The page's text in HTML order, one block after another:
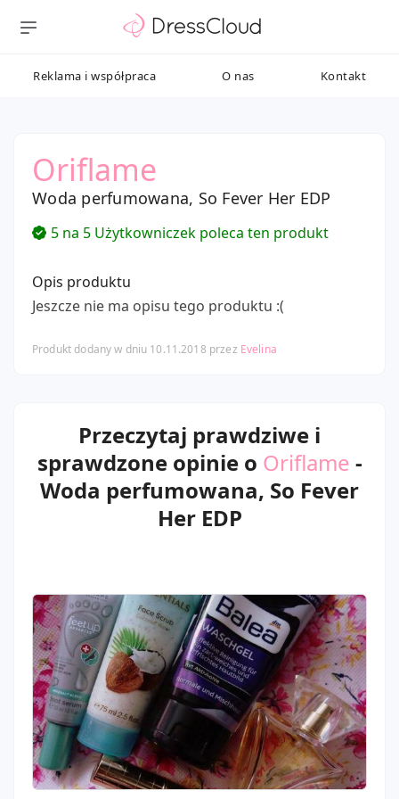
Reklama i współpraca O nas Kontakt
Oriflame
Woda perfumowana, So Fever Her EDP
5 na 5 Użytkowniczek poleca ten produkt
Opis produktu
Jeszcze nie ma opisu tego produktu :(
Produkt dodany w dniu 10.11.2018 przez Evelina
Przeczytaj prawdziwe i
sprawdzone opinie o Oriflame -
Woda perfumowana, So Fever
Her EDP